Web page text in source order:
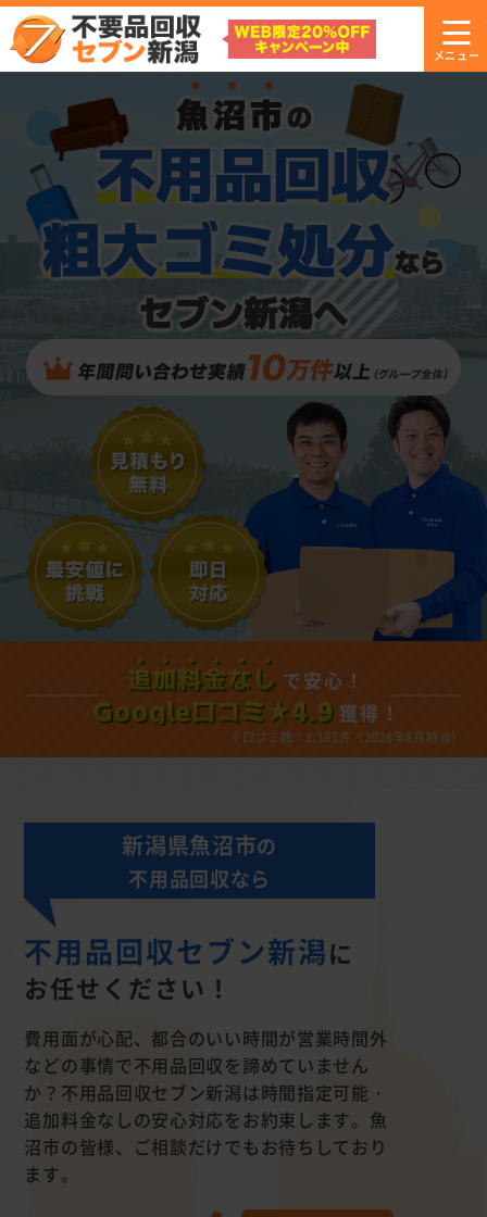
魚沼市 の
不用品回収
粗大ゴミ処分なら
セブン新潟へ
追加料金なし で安心！
Google口コミ★4.9 獲得！
※口コミ数：3,395件（2026年8月時点）
新潟県魚沼市の
不用品回収なら
不用品回収セブン新潟に
お任せください！
費用面が心配、都合のいい時間が営業時間外
などの事情で不用品回収を諦めていません
か？不用品回収セブン新潟は時間指定可能・
追加料金なしの安心対応をお約束します。魚
沼市の皆様、ご相談だけでもお待ちしており
ます。